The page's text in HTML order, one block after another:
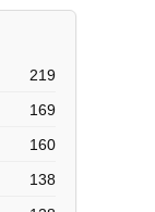
219
169
160
138